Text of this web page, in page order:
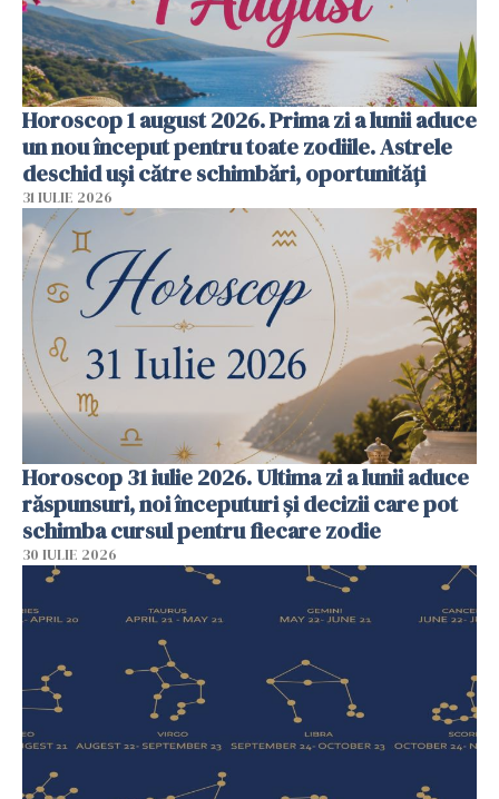
Horoscop 1 august 2026. Prima zi a lunii aduce
un nou început pentru toate zodiile. Astrele
deschid uși către schimbări, oportunități
31 IULIE 2026
Horoscop 31 iulie 2026. Ultima zi a lunii aduce
răspunsuri, noi începuturi și decizii care pot
schimba cursul pentru fiecare zodie
30 IULIE 2026